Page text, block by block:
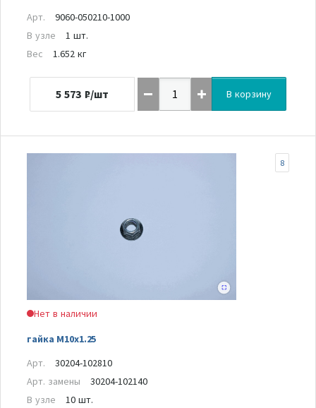
Арт.
9060-050210-1000
В узле
1 шт.
Вес
1.652 кг
5 573 ₽/шт В корзину
Нет в наличии
гайка M10x1.25
8
Арт.
30204-102810
Арт. замены
30204-102140
В узле
10 шт.